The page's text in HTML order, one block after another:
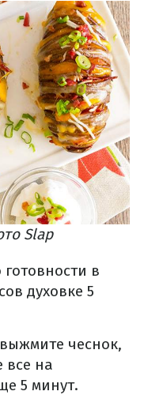
Slap
в
духовке 5
чеснок,
все на
5 минут.